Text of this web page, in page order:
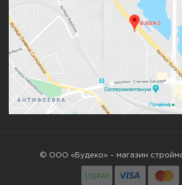
© ООО «Будеко» – магазин